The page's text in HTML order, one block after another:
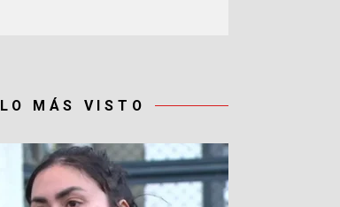
LO MÁS VISTO